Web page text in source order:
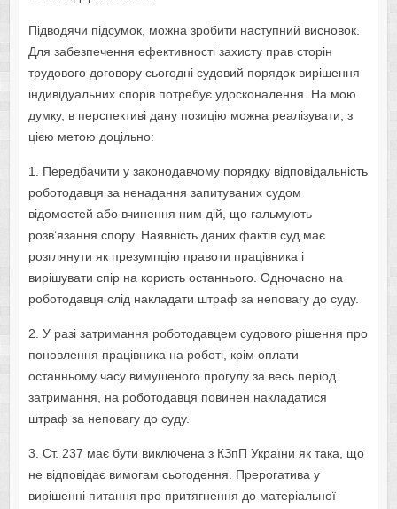
Підводячи підсумок, можна зробити наступний висновок.
Для забезпечення ефективності захисту прав сторін
трудового договору сьогодні судовий порядок вирішення
індивідуальних спорів потребує удосконалення. На мою
думку, в перспективі дану позицію можна реалізувати, з
цією метою доцільно:
1. Передбачити у законодавчому порядку відповідальність
роботодавця за ненадання запитуваних судом
відомостей або вчинення ним дій, що гальмують
розв’язання спору. Наявність даних фактів суд має
розглянути як презумпцію правоти працівника і
вирішувати спір на користь останнього. Одночасно на
роботодавця слід накладати штраф за неповагу до суду.
2. У разі затримання роботодавцем судового рішення про
поновлення працівника на роботі, крім оплати
останньому часу вимушеного прогулу за весь період
затримання, на роботодавця повинен накладатися
штраф за неповагу до суду.
3. Ст. 237 має бути виключена з КЗпП України як така, що
не відповідає вимогам сьогодення. Прерогатива у
вирішенні питання про притягнення до матеріальної